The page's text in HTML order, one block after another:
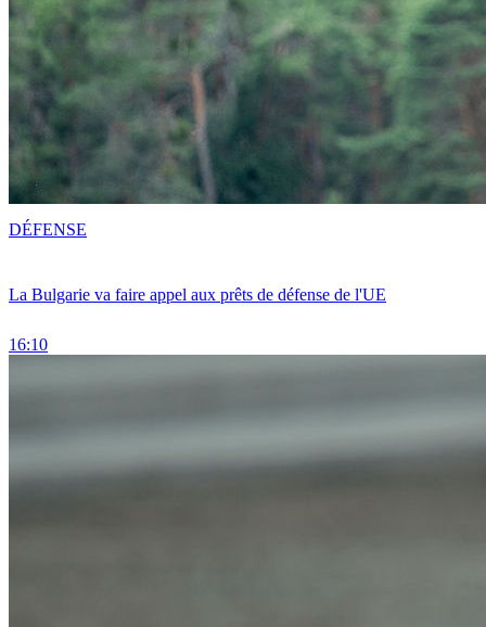
La Bulgarie va faire appel aux prêts de défense de l'UE
16:10
DÉFENSE